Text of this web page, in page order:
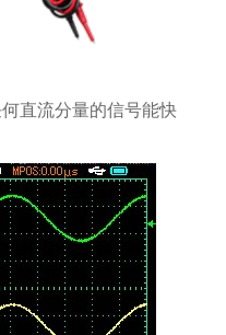
直流分量的信号能快